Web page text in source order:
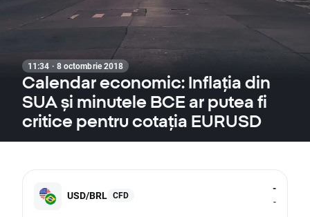
11:34 · 8 octombrie 2018
Calendar economic: Inflația din
SUA și minutele BCE ar putea fi
critice pentru cotația EURUSD
USD/BRL CFD
-
-